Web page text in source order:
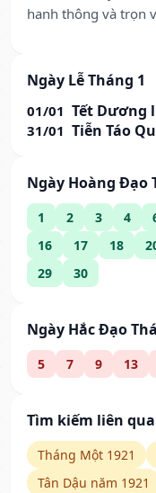
hanh thông và trọn
Ngày Lễ Tháng 1
01/01 Tết Dương
31/01 Tiễn Táo
Ngày Hoàng Đạo
1 2 3 4
16
17 18
29
30
Ngày Hắc Đạo
5 7 9 13
Tìm kiếm liên
Tháng Một 1921
Tân Dậu năm 1921